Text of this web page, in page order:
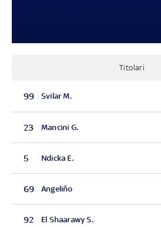
Titolari
99 Svilar M.
23 Mancini G.
5 Ndicka E.
69 Angeliño
92 El Shaarawy S.